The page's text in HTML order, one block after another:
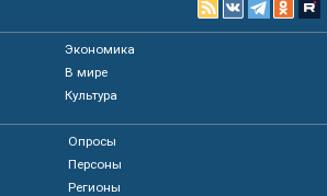
Экономика
В мире
Культура
Опросы
Персоны
Регионы